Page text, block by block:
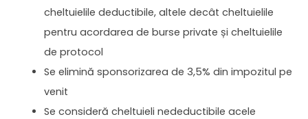
cheltuielile deductibile, altele decât cheltuielile
pentru acordarea de burse private și cheltuielile
de protocol
Se elimină sponsorizarea de 3,5% din impozitul pe
venit
Se consideră cheltuieli nedeductibile acele